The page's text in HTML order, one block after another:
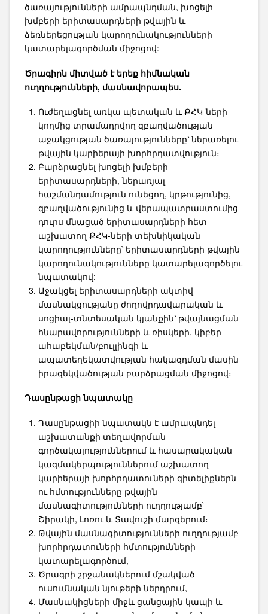
ծառայությունների ամրապնդման, խոցելի
խմբերի երիտասարդների թվային և
ձեռներեցության կարողունակությունների
կատարելագործման միջոցով:
Ծրագիրն միտված է երեք հիմնական
ուղղությունների, մասնավորապես.
Ուժեղացնել առկա պետական և ՔՀԿ-ների
կողմից տրամադրվող զբաղվածության
աջակցության ծառայությունները՝ ներառելու
թվային կարիերայի խորհրդատվություն։
Բարձրացնել խոցելի խմբերի
երիտասարդների, ներառյալ
հաշմանդամություն ունեցող, կրթությունից,
զբաղվածությունից և վերապատրաստումից
դուրս մնացած երիտասարդների հետ
աշխատող ՔՀԿ-ների տեխնիկական
կարողությունները՝ երիտասարդների թվային
կարողունակությունները կատարելագործելու
նպատակով:
Աջակցել երիտասարդների ակտիվ
մասնակցությանը ժողովրդավարական և
սոցիալ-տնտեսական կյանքին՝ թվայնացման
հնարավորությունների և ռիսկերի, կիբեր
ահաբեկման/բուլլինգի և
ապատեղեկատվության հակազդման մասին
իրազեկվածության բարձրացման միջոցով։
Դասընթացի նպատակը
Դասընթացիի նպատակն է ամրապնդել
աշխատանքի տեղավորման
գործակալություններում և հասարակական
կազմակերպություններում աշխատող
կարիերայի խորհրդատուների գիտելիքներն
ու հմտությունները թվային
մասնագիտությունների ուղղությամբ`
Շիրակի, Լոռու և Տավուշի մարզերում։
Թվային մասնագիտությունների ուղղությամբ
խորհրդատուների հմտությունների
կատարելագործում,
Ծրագրի շրջանակներում մշակված
ուսումնական նյութերի ներդրում,
Մասնակիցների միջև ցանցային կապի և